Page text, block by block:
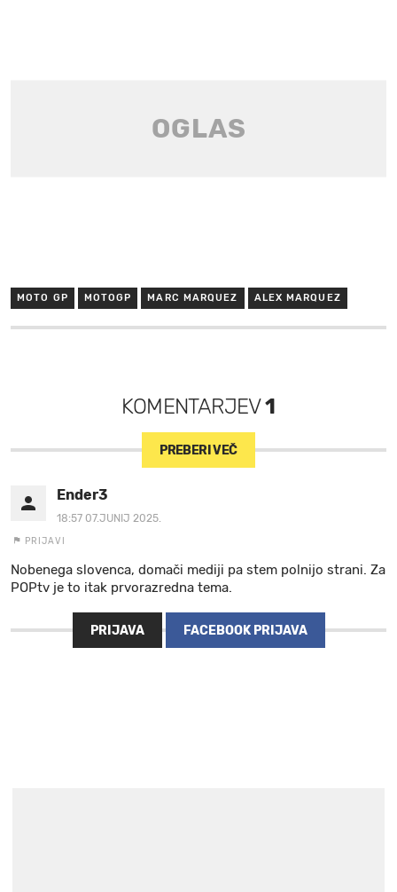
MOTO GP MOTOGP MARC MARQUEZ ALEX MARQUEZ
KOMENTARJEV1
PREBERI VEČ
Ender3
18:57 07.JUNIJ 2025.
PRIJAVI
Nobenega slovenca, domači mediji pa stem polnijo strani. Za
POPtv je to itak prvorazredna tema.
PRIJAVA FACEBOOK PRIJAVA